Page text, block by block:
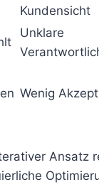
Kundensicht
Unklare
Wenig
Ansatz